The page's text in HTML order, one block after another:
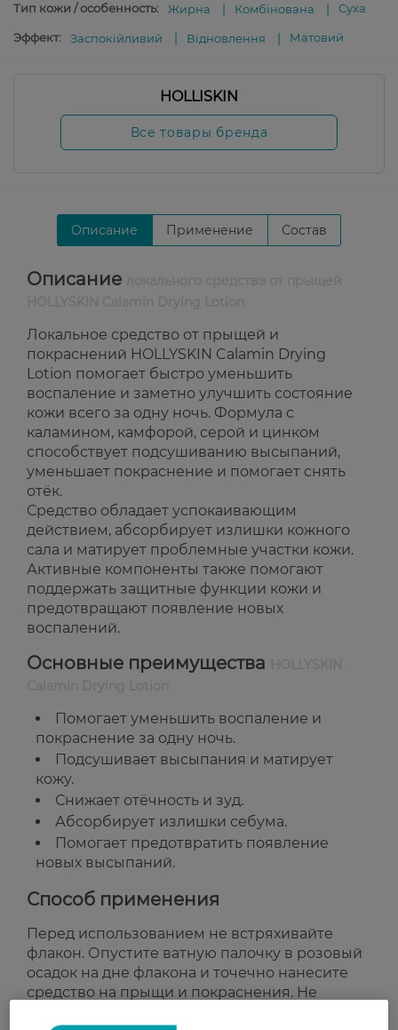
Тип кожи / особенность:
Жирна Комбінована Суха
Эффект: Заспокійливий Відновлення Матовий
HOLLISKIN
Все товары бренда
Описание Применение Состав
Описание
Локальное средство от прыщей и
покраснений HOLLYSKIN Calamin Drying
Lotion помогает быстро уменьшить
воспаление и заметно улучшить состояние
кожи всего за одну ночь. Формула с
каламином, камфорой, серой и цинком
способствует подсушиванию высыпаний,
уменьшает покраснение и помогает снять
отёк.
Средство обладает успокаивающим
действием, абсорбирует излишки кожного
сала и матирует проблемные участки кожи.
Активные компоненты также помогают
поддержать защитные функции кожи и
предотвращают появление новых
воспалений.
Основные преимущества
Помогает уменьшить воспаление и
покраснение за одну ночь.
Подсушивает высыпания и матирует
кожу.
Снижает отёчность и зуд.
Абсорбирует излишки себума.
Помогает предотвратить появление
новых высыпаний.
Способ применения
Перед использованием не встряхивайте
флакон. Опустите ватную палочку в розовый
осадок на дне флакона и точечно нанесите
средство на прыщи и покраснения. Не